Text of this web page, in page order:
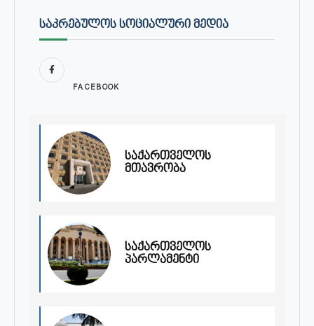
ᲡᲐᲙᲠᲔᲑᲣᲚᲝᲡ ᲡᲝᲪᲘᲐᲚᲣᲠᲘ ᲛᲔᲓᲘᲐ
FACEBOOK
საქართველოს
მთავრობა
საქართველოს
პარლამენტი